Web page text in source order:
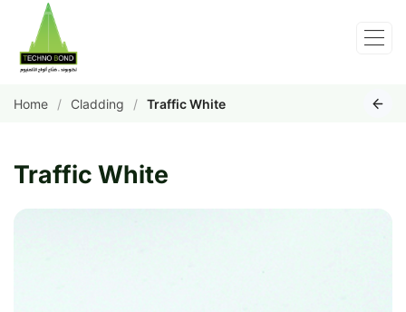
Home Cladding Traffic White
Traffic White